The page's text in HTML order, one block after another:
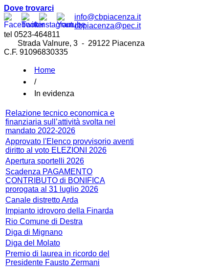
Dove trovarci
info@cbpiacenza.it
cbpiacenza@pec.it
tel 0523-464811
Strada Valnure, 3 - 29122 Piacenza
C.F. 91096830335
Home
/
In evidenza
Relazione tecnico economica e
finanziaria sull’attività svolta nel
mandato 2022-2026
Approvato l'Elenco provvisorio aventi
diritto al voto ELEZIONI 2026
Apertura sportelli 2026
Scadenza PAGAMENTO
CONTRIBUTO di BONIFICA
prorogata al 31 luglio 2026
Canale distretto Arda
Impianto idrovoro della Finarda
Rio Comune di Destra
Diga di Mignano
Diga del Molato
Premio di laurea in ricordo del
Presidente Fausto Zermani